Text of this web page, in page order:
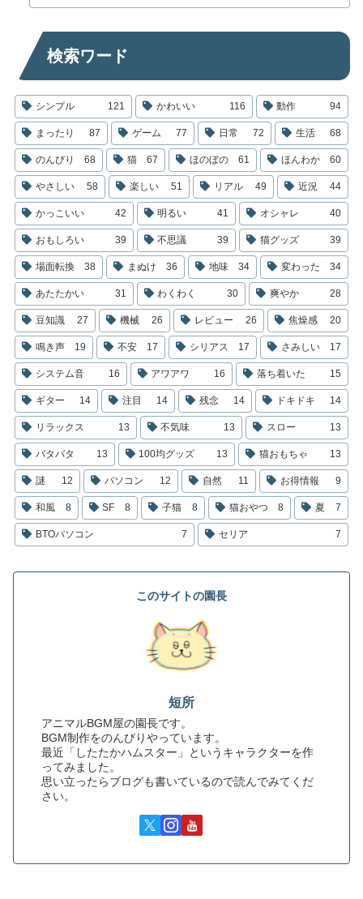
検索ワード
シンプル 121 かわいい 116 動作 94
まったり 87 ゲーム 77 日常 72 生活 68
のんびり 68 猫 67 ほのぼの 61 ほんわか 60
やさしい 58 楽しい 51 リアル 49 近況 44
かっこいい 42 明るい 41 オシャレ 40
おもしろい 39 不思議 39 猫グッズ 39
場面転換 38 まぬけ 36 地味 34 変わった 34
あたたかい 31 わくわく 30 爽やか 28
豆知識 27 機械 26 レビュー 26 焦燥感 20
鳴き声 19 不安 17 シリアス 17 さみしい 17
システム音 16 アワアワ 16 落ち着いた 15
ギター 14 注目 14 残念 14 ドキドキ 14
リラックス 13 不気味 13 スロー 13
バタバタ 13 100均グッズ 13 猫おもちゃ 13
謎 12 パソコン 12 自然 11 お得情報 9
和風 8 SF 8 子猫 8 猫おやつ 8 夏 7
BTOパソコン 7 セリア 7
このサイトの園長
短所
アニマルBGM屋の園長です。
BGM制作をのんびりやっています。
最近「したたかハムスター」というキャラクターを作
ってみました。
思い立ったらブログも書いているので読んでみてくだ
さい。